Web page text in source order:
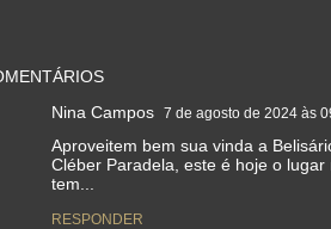
Nina Campos 7 de agosto de 2024 às
Aproveitem bem sua vinda a
Cléber Paradela, este é hoje o
tem...
RESPONDER